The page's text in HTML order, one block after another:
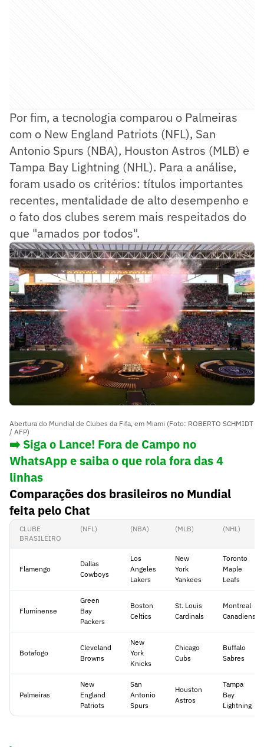
Por fim, a tecnologia comparou o Palmeiras
com o New England Patriots (NFL), San
Antonio Spurs (NBA), Houston Astros (MLB) e
Tampa Bay Lightning (NHL). Para a análise,
foram usado os critérios: títulos importantes
recentes, mentalidade de alto desempenho e
o fato dos clubes serem mais respeitados do
que "amados por todos".
Abertura do Mundial de Clubes da Fifa, em Miami (Foto: ROBERTO SCHMIDT
/ AFP)
➡️ Siga o Lance! Fora de Campo no
WhatsApp e saiba o que rola fora das 4
linhas
Comparações dos brasileiros no Mundial
feita pelo Chat
CLUBE
BRASILEIRO
(NFL) (NBA) (MLB) (NHL)
Flamengo
Dallas
Cowboys
Los
Angeles
Lakers
New
York
Yankees
Toronto
Maple
Leafs
Fluminense
Green
Bay
Packers
Boston
Celtics
St. Louis
Cardinals
Montreal
Canadiens
Botafogo
Cleveland
Browns
New
York
Knicks
Chicago
Cubs
Buffalo
Sabres
Palmeiras
New
England
Patriots
San
Antonio
Spurs
Houston
Astros
Tampa
Bay
Lightning